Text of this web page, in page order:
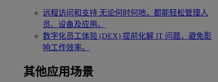
远程访问和支持 无论何时何地，都能轻松管理人
员、设备及应用。
数字化员工体验 (DEX) 提前化解 IT 问题，避免影
响工作效率。
其他应用场景